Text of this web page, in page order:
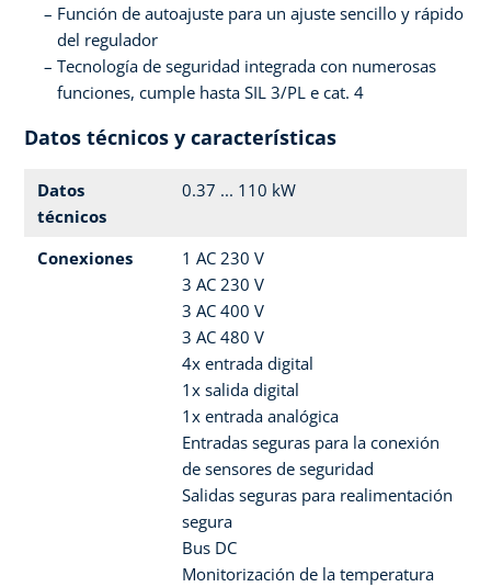
Función de autoajuste para un ajuste sencillo y rápido
del regulador
Tecnología de seguridad integrada con numerosas
funciones, cumple hasta SIL 3/PL e cat. 4
Datos técnicos y características
Datos
técnicos
0.37 ... 110 kW
Conexiones
1 AC 230 V
3 AC 230 V
3 AC 400 V
3 AC 480 V
4x entrada digital
1x salida digital
1x entrada analógica
Entradas seguras para la conexión
de sensores de seguridad
Salidas seguras para realimentación
segura
Bus DC
Monitorización de la temperatura